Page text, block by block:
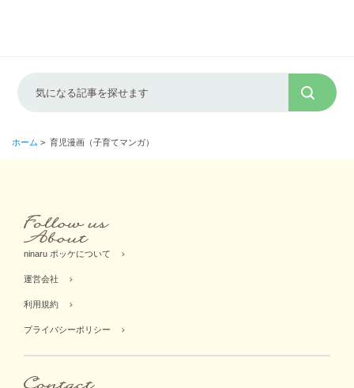
ホーム > 育児漫画（子育てマンガ）
ninaru ポッケについて
運営会社
利用規約
プライバシーポリシー